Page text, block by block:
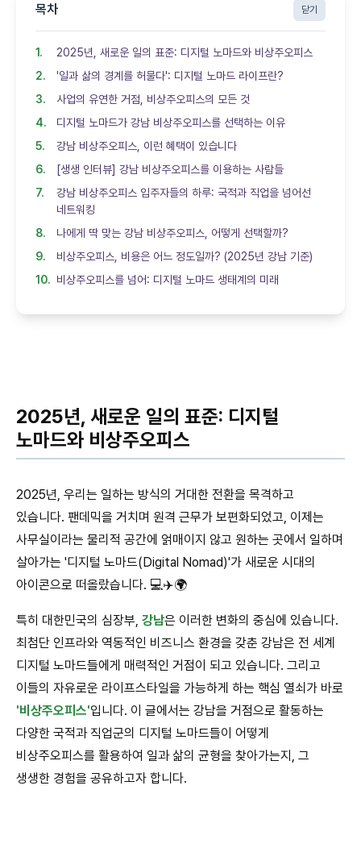
목차 닫기
2025년, 새로운 일의 표준: 디지털 노마드와 비상주오피스
'일과 삶의 경계를 허물다': 디지털 노마드 라이프란?
사업의 유연한 거점, 비상주오피스의 모든 것
디지털 노마드가 강남 비상주오피스를 선택하는 이유
강남 비상주오피스, 이런 혜택이 있습니다
[생생 인터뷰] 강남 비상주오피스를 이용하는 사람들
강남 비상주오피스 입주자들의 하루: 국적과 직업을 넘어선
네트워킹
나에게 딱 맞는 강남 비상주오피스, 어떻게 선택할까?
비상주오피스, 비용은 어느 정도일까? (2025년 강남 기준)
비상주오피스를 넘어: 디지털 노마드 생태계의 미래
2025년, 새로운 일의 표준: 디지털
노마드와 비상주오피스
2025년, 우리는 일하는 방식의 거대한 전환을 목격하고
있습니다. 팬데믹을 거치며 원격 근무가 보편화되었고, 이제는
사무실이라는 물리적 공간에 얽매이지 않고 원하는 곳에서 일하며
살아가는 '디지털 노마드(Digital Nomad)'가 새로운 시대의
아이콘으로 떠올랐습니다. 💻✈️🌍
특히 대한민국의 심장부, 강남은 이러한 변화의 중심에 있습니다.
최첨단 인프라와 역동적인 비즈니스 환경을 갖춘 강남은 전 세계
디지털 노마드들에게 매력적인 거점이 되고 있습니다. 그리고
이들의 자유로운 라이프스타일을 가능하게 하는 핵심 열쇠가 바로
'비상주오피스'입니다. 이 글에서는 강남을 거점으로 활동하는
다양한 국적과 직업군의 디지털 노마드들이 어떻게
비상주오피스를 활용하여 일과 삶의 균형을 찾아가는지, 그
생생한 경험을 공유하고자 합니다.